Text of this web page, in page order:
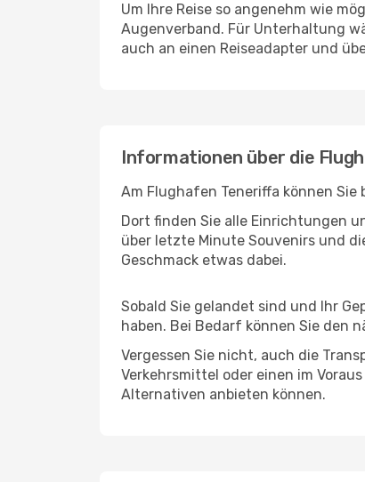
Um Ihre Reise so angenehm wie
Augenverband. Für Unterhaltung
auch an einen Reiseadapter und
Informationen über die
Am Flughafen Teneriffa können
Dort finden Sie alle Einrichtungen
über letzte Minute Souvenirs und
Geschmack etwas dabei.
Sobald Sie gelandet sind und Ihr
haben. Bei Bedarf können Sie den
Vergessen Sie nicht, auch die
Verkehrsmittel oder einen im
Alternativen anbieten können.